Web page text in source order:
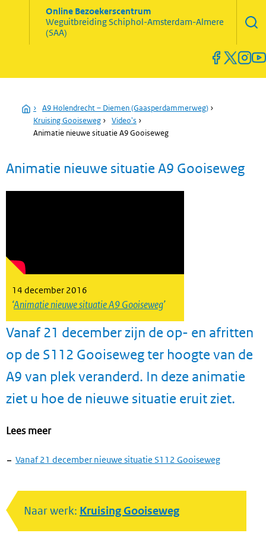
Online Bezoekerscentrum
WeguitbreidingSchiphol-Amsterdam-Almere
(SAA)
Home
› A9 Holendrecht – Diemen (Gaasperdammerweg) ›
Kruising Gooiseweg › Video's ›
Animatie nieuwe situatie A9 Gooiseweg
Animatie nieuwe situatie A9 Gooiseweg
14 december 2016
Animatie nieuwe situatie A9 Gooiseweg
Vanaf 21 december zijn de op- en afritten
op de S112 Gooiseweg ter hoogte van de
A9 van plek veranderd. In deze animatie
ziet u hoe de nieuwe situatie eruit ziet.
Lees meer
Vanaf 21 december nieuwe situatie S112 Gooiseweg
Naar werk: Kruising Gooiseweg